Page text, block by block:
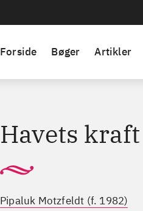
Forside Bøger Artikler
Havets kraft
Pipaluk Motzfeldt (f. 1982)